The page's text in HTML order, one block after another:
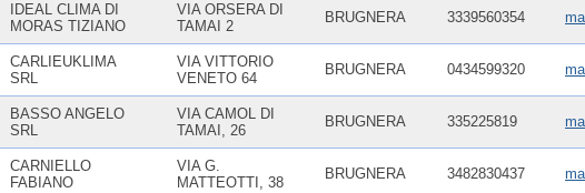
IDEAL CLIMA DI
MORAS TIZIANO
VIA ORSERA DI
TAMAI 2
BRUGNERA 3339560354
CARLIEUKLIMA
SRL
VIA VITTORIO
VENETO 64
BRUGNERA 0434599320
BASSO ANGELO
SRL
VIA CAMOL DI
TAMAI, 26
BRUGNERA 335225819
CARNIELLO
FABIANO
VIA G.
MATTEOTTI, 38
BRUGNERA 3482830437